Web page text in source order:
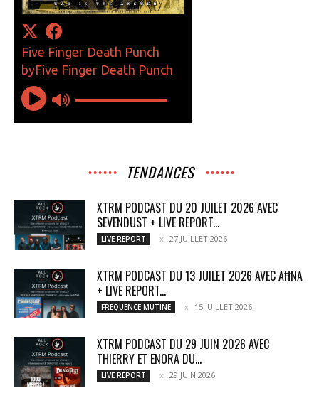
TENDANCES
XTRM PODCAST DU 20 JUILET 2026 AVEC
SEVENDUST + LIVE REPORT...
LIVE REPORT 27 JUILLET 2026
XTRM PODCAST DU 13 JUILET 2026 AVEC AĦNA
+ LIVE REPORT...
FREQUENCE MUTINE 15 JUILLET 2026
XTRM PODCAST DU 29 JUIN 2026 AVEC
THIERRY ET ENORA DU...
LIVE REPORT 29 JUIN 2026